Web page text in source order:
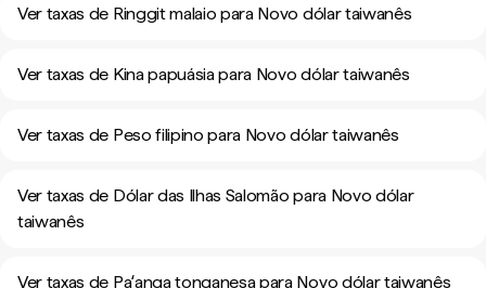
Ver taxas de Ringgit malaio para Novo dólar taiwanês
Ver taxas de Kina papuásia para Novo dólar taiwanês
Ver taxas de Peso filipino para Novo dólar taiwanês
Ver taxas de Dólar das Ilhas Salomão para Novo dólar
taiwanês
Ver taxas de Paʻanga tonganesa para Novo dólar taiwanês